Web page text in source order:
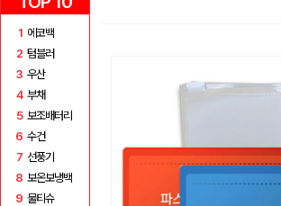
1 에코백
2 텀블러
3 우산
4 부채
5 보조배터리
6 수건
7 선풍기
8 보온보냉백
9 물티슈